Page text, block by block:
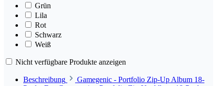
Grün
Lila
Rot
Schwarz
Weiß
Nicht verfügbare Produkte anzeigen
Beschreibung
Gamegenic - Portfolio Zip-Up Album 18-